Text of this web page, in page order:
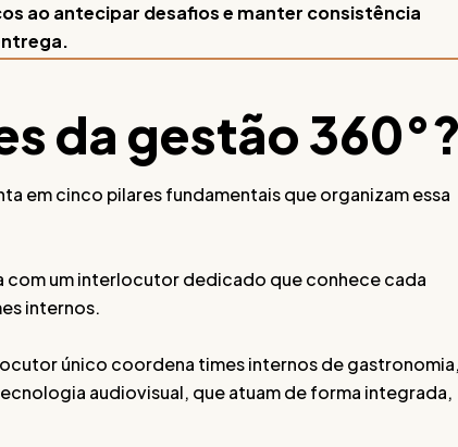
ao antecipar desafios e manter consistência
da gestão
em cinco pilares fundamentais que organizam essa
com um interlocutor dedicado que conhece cada
internos.
único coordena times internos de
audiovisual, que atuam de forma integrada,